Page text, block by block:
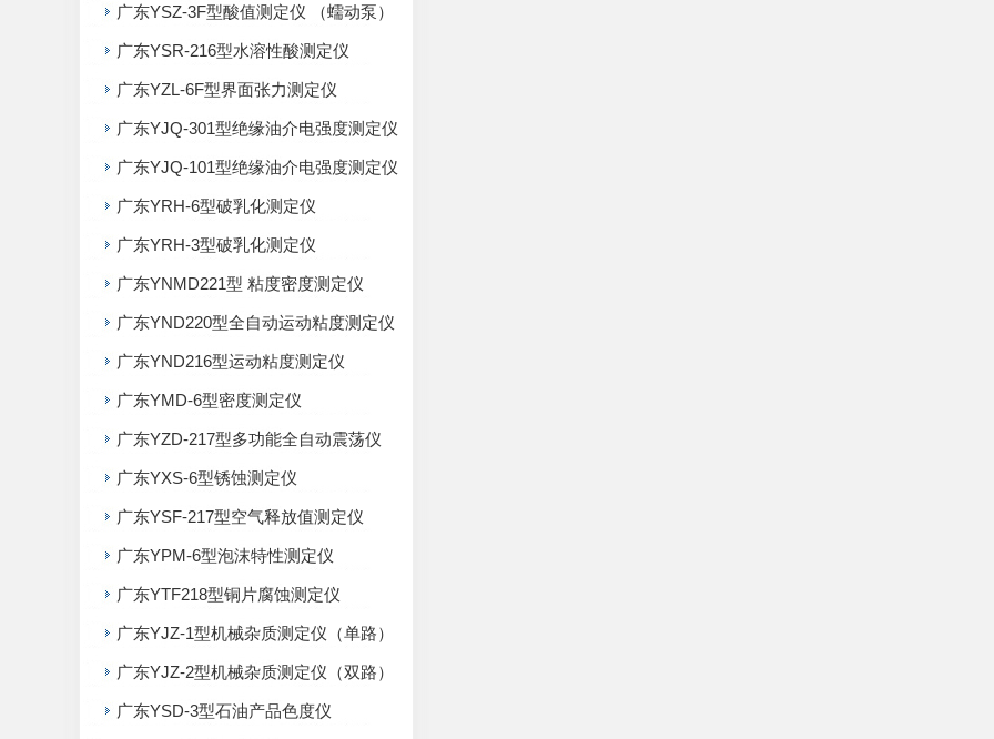
广东YSZ-3F型酸值测定仪 （蠕动泵）
广东YSR-216型水溶性酸测定仪
广东YZL-6F型界面张力测定仪
广东YJQ-301型绝缘油介电强度测定仪
广东YJQ-101型绝缘油介电强度测定仪
广东YRH-6型破乳化测定仪
广东YRH-3型破乳化测定仪
广东YNMD221型 粘度密度测定仪
广东YND220型全自动运动粘度测定仪
广东YND216型运动粘度测定仪
广东YMD-6型密度测定仪
广东YZD-217型多功能全自动震荡仪
广东YXS-6型锈蚀测定仪
广东YSF-217型空气释放值测定仪
广东YPM-6型泡沫特性测定仪
广东YTF218型铜片腐蚀测定仪
广东YJZ-1型机械杂质测定仪（单路）
广东YJZ-2型机械杂质测定仪（双路）
广东YSD-3型石油产品色度仪